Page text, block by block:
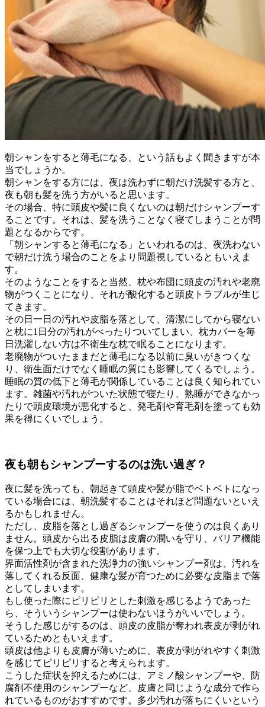
朝シャンをすると薄毛になる、という話もよく聞きますが本
当でしょうか。
朝シャンをする方には、夜は洗わずに朝だけ洗髪する方と、
夜も朝も髪を洗う方がいると思います。
その場合、特に頭皮や髪に良くないのは朝だけシャンプーす
ることです。それは、髪を洗うことなく寝てしまうことが問
題となるからです。
「朝シャンすると薄毛になる」といわれるのは、夜洗わない
で朝だけ洗う場合のことをより問題視しているともいえま
す。
そのようなことをすると当然、枕や布団に頭皮の汚れや老廃
物がつくことになり、それが酸化すると頭皮トラブルが生じ
てきます。
その日一日の汚れや皮脂を落として、清潔にしてから寝ない
と枕に1日分の汚れがべったりついてしまい、枕カバーを毎
日洗濯しない方は不衛生な枕で眠ることになります。
老廃物がついたままだと薄毛になる以前に臭いがきつくな
り、衛生面だけでなく睡眠の質にも影響してくるでしょう。
睡眠の質の低下と薄毛が関係していることは良く知られてい
ます。雑菌や汚れがついた状態で寝たり、熟睡ができなかっ
たりで頭皮環境が悪化すると、発毛剤や育毛剤を塗っても効
果を得にくいでしょう。
夜も朝もシャンプーするのは洗い過ぎ？
夜に髪を洗っても、朝起きて頭皮や髪が脂でベトベトになっ
ている場合には、朝洗髪することはそれほど問題ないといえ
るかもしれません。
ただし、皮脂を落とし過ぎるシャンプーを使うのは良くあり
ません。頭皮から出る皮脂は皮膚の潤いを守り、バリア機能
を保つ上でも大切な役割があります。
界面活性剤が含まれた洗浄力の強いシャンプー剤は、汚れを
落してくれる反面、健康な髪が育つために必要な皮脂まで落
としてしまいます。
もし使った際にピリピリとした刺激を感じるようであった
ら、そういうシャンプーは使わないほうがいいでしょう。
そうした感じがするのは、頭皮の皮脂が奪われ表皮が剥がれ
ているためともいえます。
頭皮は他よりも皮膚が薄いために、表皮が剥がれやすく刺激
を感じてピリピリすると考えられます。
こうした症状を抑えるためには、アミノ酸シャンプーや、防
腐剤不使用のシャンプーなど、皮膚と同じような成分で作ら
れているものがおすすめです。多少汚れが落ちにくいという